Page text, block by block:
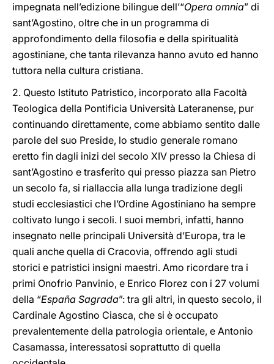
impegnata nell’edizione bilingue dell’“Opera omnia” di
sant’Agostino, oltre che in un programma di
approfondimento della filosofia e della spiritualità
agostiniane, che tanta rilevanza hanno avuto ed hanno
tuttora nella cultura cristiana.
2. Questo Istituto Patristico, incorporato alla Facoltà
Teologica della Pontificia Università Lateranense, pur
continuando direttamente, come abbiamo sentito dalle
parole del suo Preside, lo studio generale romano
eretto fin dagli inizi del secolo XIV presso la Chiesa di
sant’Agostino e trasferito qui presso piazza san Pietro
un secolo fa, si riallaccia alla lunga tradizione degli
studi ecclesiastici che l’Ordine Agostiniano ha sempre
coltivato lungo i secoli. I suoi membri, infatti, hanno
insegnato nelle principali Università d’Europa, tra le
quali anche quella di Cracovia, offrendo agli studi
storici e patristici insigni maestri. Amo ricordare tra i
primi Onofrio Panvinio, e Enrico Florez con i 27 volumi
della “España Sagrada”: tra gli altri, in questo secolo, il
Cardinale Agostino Ciasca, che si è occupato
prevalentemente della patrologia orientale, e Antonio
Casamassa, interessatosi soprattutto di quella